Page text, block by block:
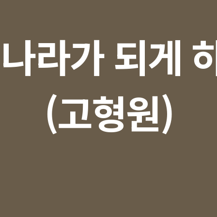
라가 되게
(고형원)